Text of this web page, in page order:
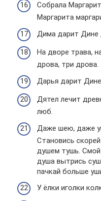
Собрала
Маргарита
Дима дарит Дине
На дворе трава,
дрова, три дрова.
Дарья дарит
Дятел лечит
люб.
Даже шею, даже
Становись
душем тушь.
душа вытрись
пачкай больше
У ёлки иголки